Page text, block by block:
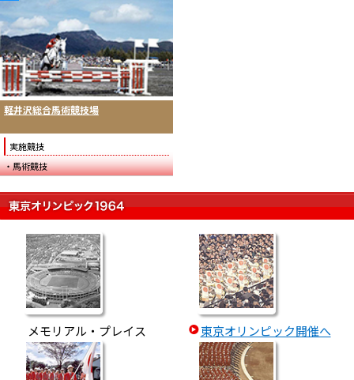
軽井沢総合馬術競技場
実施競技
・馬術競技
メモリアル・プレイス 東京オリンピック開催へ